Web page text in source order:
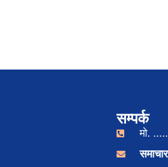
सम्पर्क
मो.